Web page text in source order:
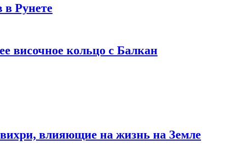
Рунете
височное кольцо с Балкан
влияющие на жизнь на Земле